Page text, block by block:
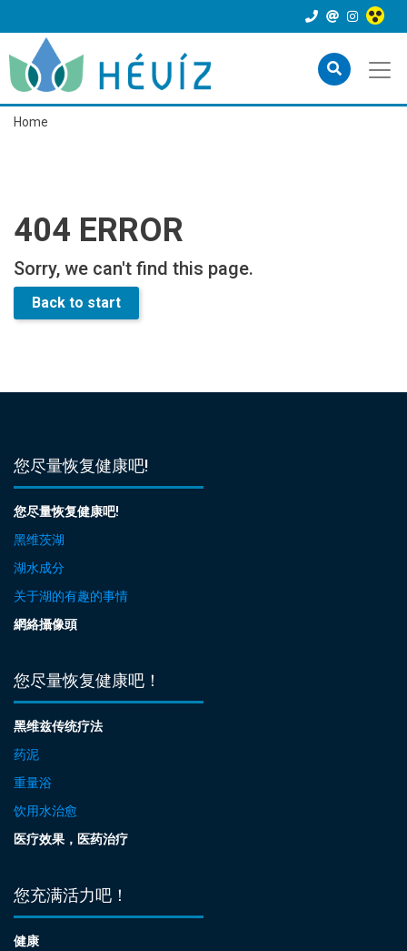
Home
404 ERROR
Sorry, we can't find this page.
Back to start
您尽量恢复健康吧!
您尽量恢复健康吧!
黑维茨湖
湖水成分
关于湖的有趣的事情
網絡攝像頭
您尽量恢复健康吧！
黑维兹传统疗法
药泥
重量浴
饮用水治愈
医疗效果，医药治疗
您充满活力吧！
健康